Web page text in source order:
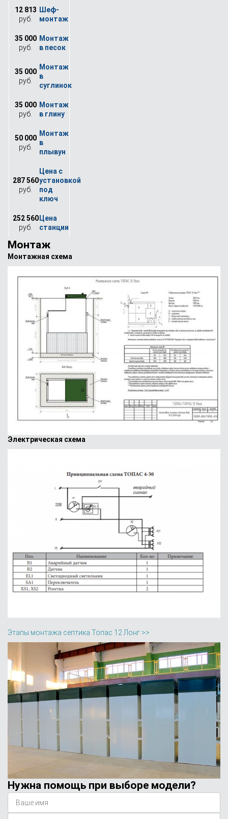
12 813
руб.
35 000
руб.
35 000
руб.
35 000
руб.
50 000
руб.
287 560
руб.
252 560
руб.
Монтаж
Монтажная схема
Электрическая схема
Этапы монтажа септика Топас 12 Лонг >>
Нужна помощь при выборе модели?